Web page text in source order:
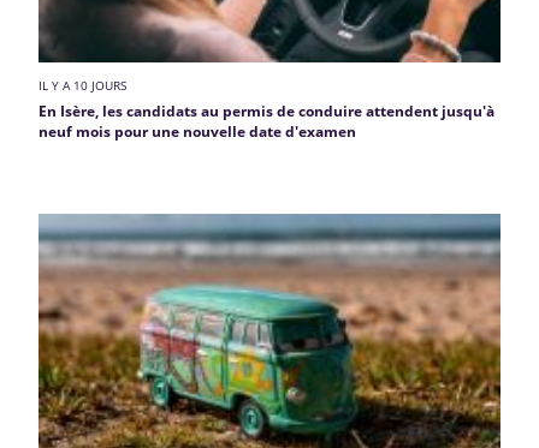
IL Y A 10 JOURS
En Isère, les candidats au permis de conduire attendent jusqu'à
neuf mois pour une nouvelle date d'examen